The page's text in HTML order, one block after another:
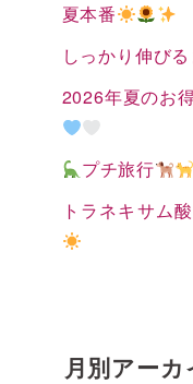
夏本番
しっかり伸び
2026年夏のお
プチ旅行
トラネキサム酸
月別アー